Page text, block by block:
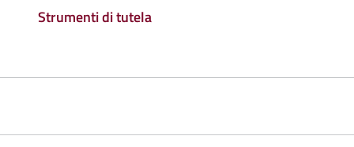
Strumenti di tutela